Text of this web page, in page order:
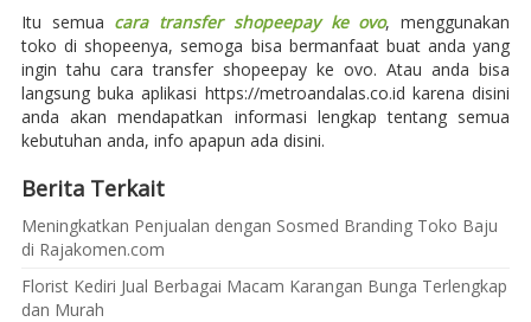
Itu semua cara transfer shopeepay ke ovo, menggunakan
toko di shopeenya, semoga bisa bermanfaat buat anda yang
ingin tahu cara transfer shopeepay ke ovo. Atau anda bisa
langsung buka aplikasi https://metroandalas.co.id karena disini
anda akan mendapatkan informasi lengkap tentang semua
kebutuhan anda, info apapun ada disini.
Berita Terkait
Meningkatkan Penjualan dengan Sosmed Branding Toko Baju
di Rajakomen.com
Florist Kediri Jual Berbagai Macam Karangan Bunga Terlengkap
dan Murah